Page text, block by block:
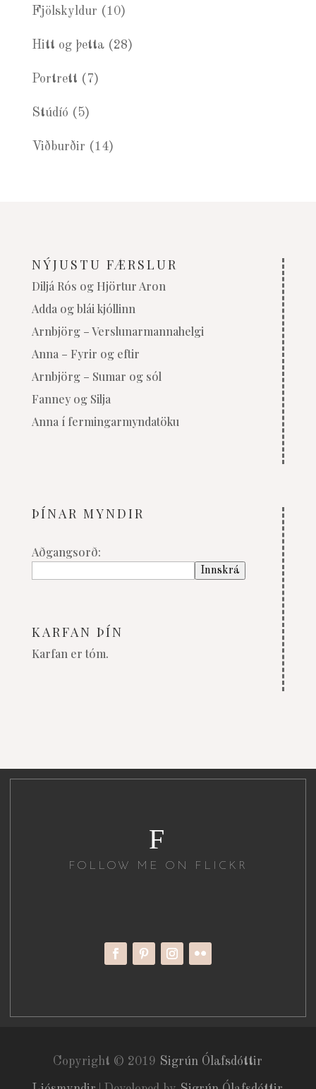
Fjölskyldur (10)
Hitt og þetta(28)
Portrett (7)
Stúdíó (5)
Viðburðir (14)
NÝJUSTU FÆRSLUR
Diljá Rós og Hjörtur Aron
Adda og blái kjóllinn
Arnbjörg – Verslunarmannahelgi
Anna – Fyrir og eftir
Arnbjörg – Sumar og sól
Fanney og Silja
Anna í fermingarmyndatöku
ÞÍNAR MYNDIR
Aðgangsorð:
KARFAN ÞÍN
Karfan er tóm.
F
FOLLOW ME ON FLICKR
Copyright © 2019 Sigrún Ólafsdóttir